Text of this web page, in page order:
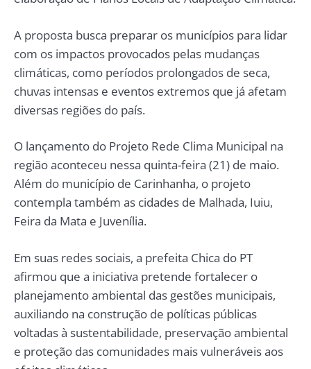
A proposta busca preparar os municípios para lidar
com os impactos provocados pelas mudanças
climáticas, como períodos prolongados de seca,
chuvas intensas e eventos extremos que já afetam
diversas regiões do país.
O lançamento do Projeto Rede Clima Municipal na
região aconteceu nessa quinta-feira (21) de maio.
Além do município de Carinhanha, o projeto
contempla também as cidades de Malhada, Iuiu,
Feira da Mata e Juvenília.
Em suas redes sociais, a prefeita Chica do PT
afirmou que a iniciativa pretende fortalecer o
planejamento ambiental das gestões municipais,
auxiliando na construção de políticas públicas
voltadas à sustentabilidade, preservação ambiental
e proteção das comunidades mais vulneráveis aos